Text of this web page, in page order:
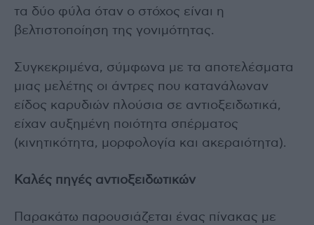
τα δύο φύλα όταν ο στόχος είναι η
βελτιστοποίηση της γονιμότητας.
Συγκεκριμένα, σύμφωνα με τα αποτελέσματα
μιας μελέτης οι άντρες που κατανάλωναν
είδος καρυδιών πλούσια σε αντιοξειδωτικά,
είχαν αυξημένη ποιότητα σπέρματος
(κινητικότητα, μορφολογία και ακεραιότητα).
Καλές πηγές αντιοξειδωτικών
Παρακάτω παρουσιάζεται ένας πίνακας με